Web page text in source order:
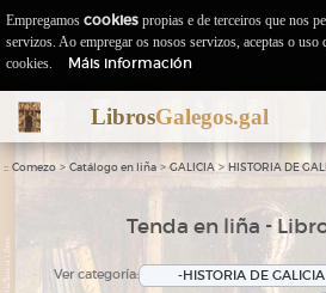
LibrosGalegos.gal
:: Comezo > Catálogo en liña > GALICIA> HISTORIA DE
Tenda en liña -
Ver categoría:
Empregamos cookies propias e de terceiros que nos
servizos. Ao empregar os nosos servizos, aceptas o uso
cookies.
Máis información